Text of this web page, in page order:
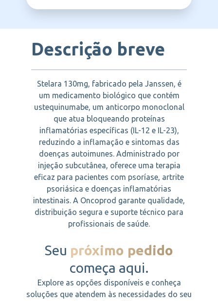
Descrição breve
Stelara 130mg, fabricado pela Janssen, é
um medicamento biológico que contém
ustequinumabe, um anticorpo monoclonal
que atua bloqueando proteínas
inflamatórias específicas (IL-12 e IL-23),
reduzindo a inflamação e sintomas das
doenças autoimunes. Administrado por
injeção subcutânea, oferece uma terapia
eficaz para pacientes com psoríase, artrite
psoriásica e doenças inflamatórias
intestinais. A Oncoprod garante qualidade,
distribuição segura e suporte técnico para
profissionais de saúde.
Seu próximo pedido
começa aqui.
Explore as opções disponíveis e conheça
soluções que atendem às necessidades do seu